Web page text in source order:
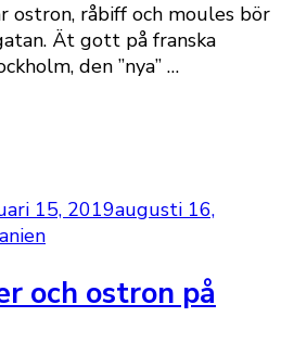
ostron, råbiff och moules bör
Ät gott på franska
den ”nya” …
15, 2019augusti 16,
och ostron på